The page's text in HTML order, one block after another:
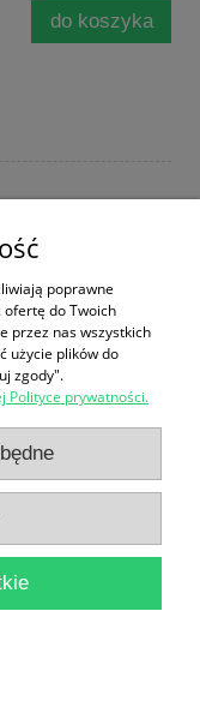
do koszyka
historycznymi
32,90 zł
do koszyka
Książnicy
poprawne
ofertę do Twoich
przez nas wszystkich
użycie plików do
zgody".
Polityce prywatności.